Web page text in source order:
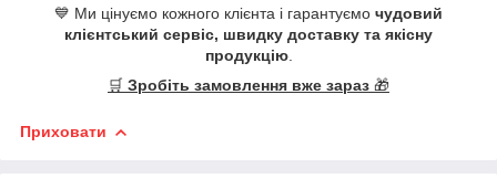
💙 Ми цінуємо кожного клієнта і гарантуємо чудовий
клієнтський сервіс, швидку доставку та якісну
продукцію.
🛒 Зробіть замовлення вже зараз 🎁
Приховати